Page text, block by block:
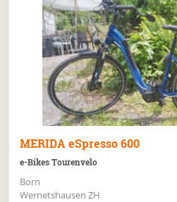
MERIDA eSpresso 600
e-Bikes Tourenvelo
Born
Wernetshausen ZH